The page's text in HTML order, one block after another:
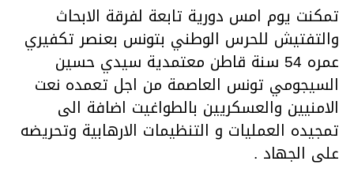
تمكنت يوم امس دورية تابعة لفرقة الابحاث
والتفتيش للحرس الوطني بتونس بعنصر تكفيري
عمره 54 سنة قاطن معتمدية سيدي حسين
السيجومي تونس العاصمة من اجل تعمده نعت
الامنيين والعسكريين بالطواغيت اضافة الى
تمجيده العمليات و التنظيمات الارهابية وتحريضه
على الجهاد .